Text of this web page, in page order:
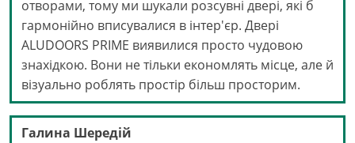
отворами, тому ми шукали розсувні двері, які б
гармонійно вписувалися в інтер'єр. Двері
ALUDOORS PRIME виявилися просто чудовою
знахідкою. Вони не тільки економлять місце, але й
візуально роблять простір більш просторим.
Галина Шередій